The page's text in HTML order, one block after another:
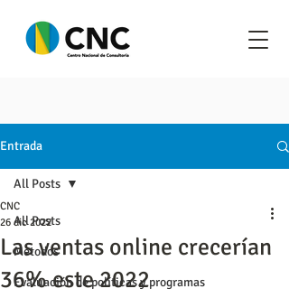
Entrada
All Posts
Metodos
Evaluación de políticas y programas
All Posts
Las ventas online crecerían
36% este 2022
CNC
26 dic 2022